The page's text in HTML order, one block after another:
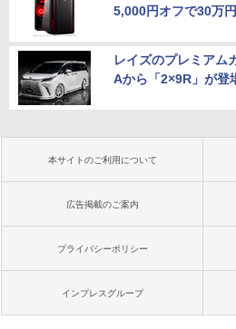
5,000円オフで30万円
レイズのプレミアム
Aから「2×9R」が登
本サイトのご利用について
広告掲載のご案内
プライバシーポリシー
インプレスグループ